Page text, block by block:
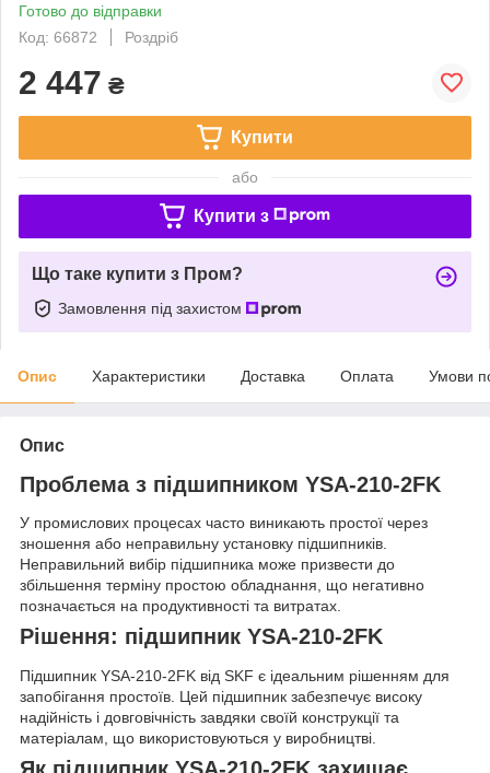
Готово до відправки
Код: 66872
Роздріб
2 447 ₴
Купити
або
Купити з
Що таке купити з Пром?
Замовлення під захистом
Опис Характеристики Доставка Оплата Умови
Опис
Проблема з підшипником YSA-210-2FK
У промислових процесах часто виникають простої через
зношення або неправильну установку підшипників.
Неправильний вибір підшипника може призвести до
збільшення терміну простою обладнання, що негативно
позначається на продуктивності та витратах.
Рішення: підшипник YSA-210-2FK
Підшипник YSA-210-2FK від SKF є ідеальним рішенням для
запобігання простоїв. Цей підшипник забезпечує високу
надійність і довговічність завдяки своїй конструкції та
матеріалам, що використовуються у виробництві.